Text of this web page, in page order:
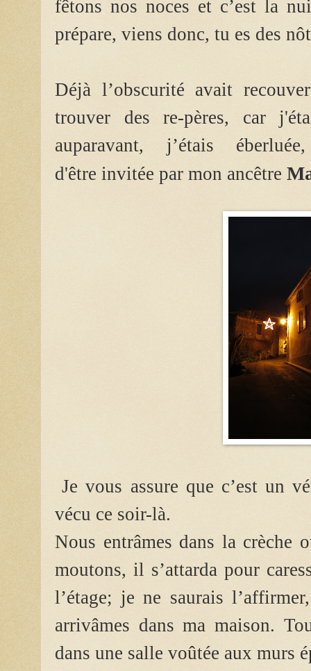
fêtons nos noces et c’est la
prépare, viens donc, tu es des
Déjà l’obscurité avait
trouver des re-pères, car
auparavant, j’étais
d'être invitée par mon ancêtre
Je vous assure que c’est un
vécu ce soir-là.
Nous entrâmes dans la crèche
moutons, il s’attarda pour
l’étage; je ne saurais
arrivâmes dans ma maison.
dans une salle voûtée aux murs